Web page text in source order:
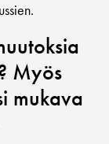
Myös
mukava